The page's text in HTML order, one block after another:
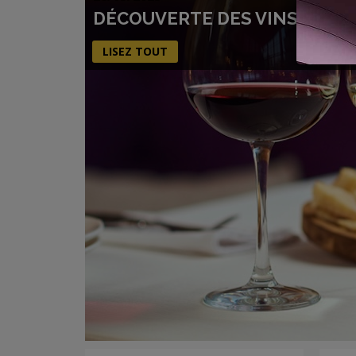
DÉCOUVERTE DES VINS
LISEZ TOUT